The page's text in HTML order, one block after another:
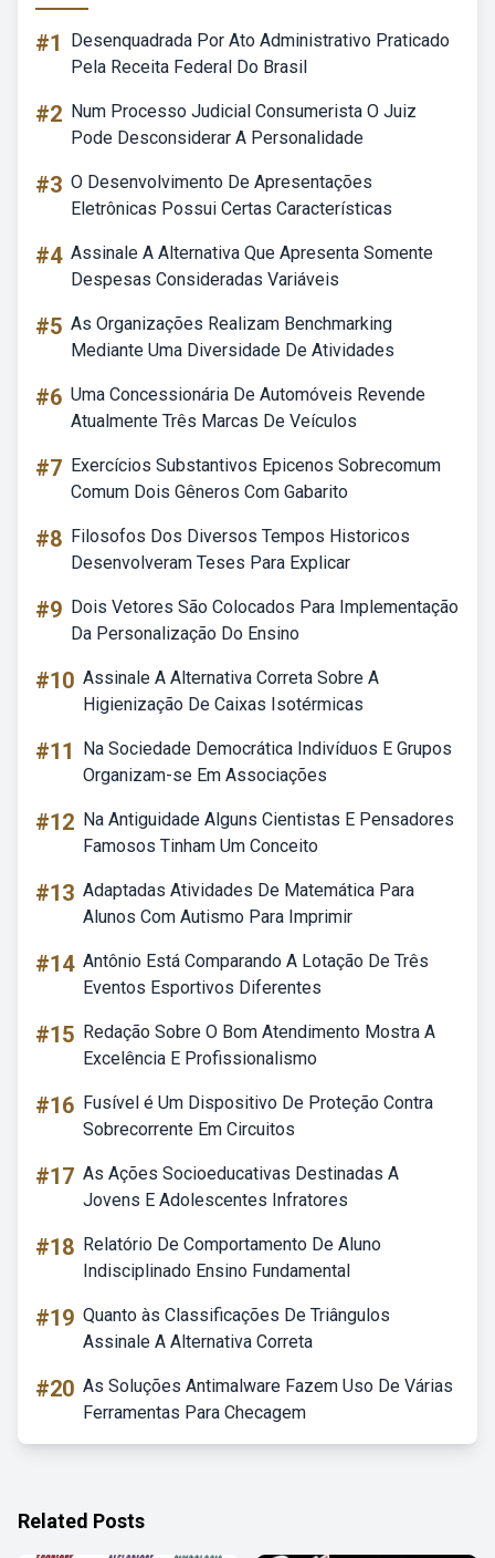
#1
Desenquadrada Por Ato Administrativo Praticado
Pela Receita Federal Do Brasil
#2 Num Processo Judicial Consumerista O Juiz
Pode Desconsiderar A Personalidade
#3 O Desenvolvimento De Apresentações
Eletrônicas Possui Certas Características
#4 Assinale A Alternativa Que Apresenta Somente
Despesas Consideradas Variáveis
#5 As Organizações Realizam Benchmarking
Mediante Uma Diversidade De Atividades
#6 Uma Concessionária De Automóveis Revende
Atualmente Três Marcas De Veículos
#7 Exercícios Substantivos Epicenos Sobrecomum
Comum Dois Gêneros Com Gabarito
#8 Filosofos Dos Diversos Tempos Historicos
Desenvolveram Teses Para Explicar
#9 Dois Vetores São Colocados Para Implementação
Da Personalização Do Ensino
#10 Assinale A Alternativa Correta Sobre A
Higienização De Caixas Isotérmicas
#11
Na Sociedade Democrática Indivíduos E Grupos
Organizam-se Em Associações
#12 Na Antiguidade Alguns Cientistas E Pensadores
Famosos Tinham Um Conceito
#13 Adaptadas Atividades De Matemática Para
Alunos Com Autismo Para Imprimir
#14 Antônio Está Comparando A Lotação De Três
Eventos Esportivos Diferentes
#15 Redação Sobre O Bom Atendimento Mostra A
Excelência E Profissionalismo
#16 Fusível é Um Dispositivo De Proteção Contra
Sobrecorrente Em Circuitos
#17 As Ações Socioeducativas Destinadas A
Jovens E Adolescentes Infratores
#18 Relatório De Comportamento De Aluno
Indisciplinado Ensino Fundamental
#19 Quanto às Classificações De Triângulos
Assinale A Alternativa Correta
#20 As Soluções Antimalware Fazem Uso De Várias
Ferramentas Para Checagem
Related Posts